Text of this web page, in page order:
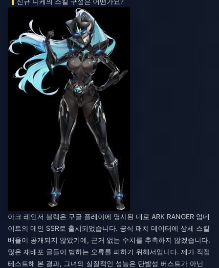
아크 레인저 블랙은 구글 플레이에 명시된 대로 ARK RANGER 업데
이트의 메인 SSR로 출시되었습니다. 공식 패치 데이터에 상세 스킬
배율이 공개되지 않았기에, 근거 없는 수치를 추측하지 않겠습니다.
많은 재배포 글들이 범하는 오류를 피하기 위해서입니다. 제가 직접
테스트해 본 결과, 그녀의 실질적인 성능은 단발성 버스트가 아닌